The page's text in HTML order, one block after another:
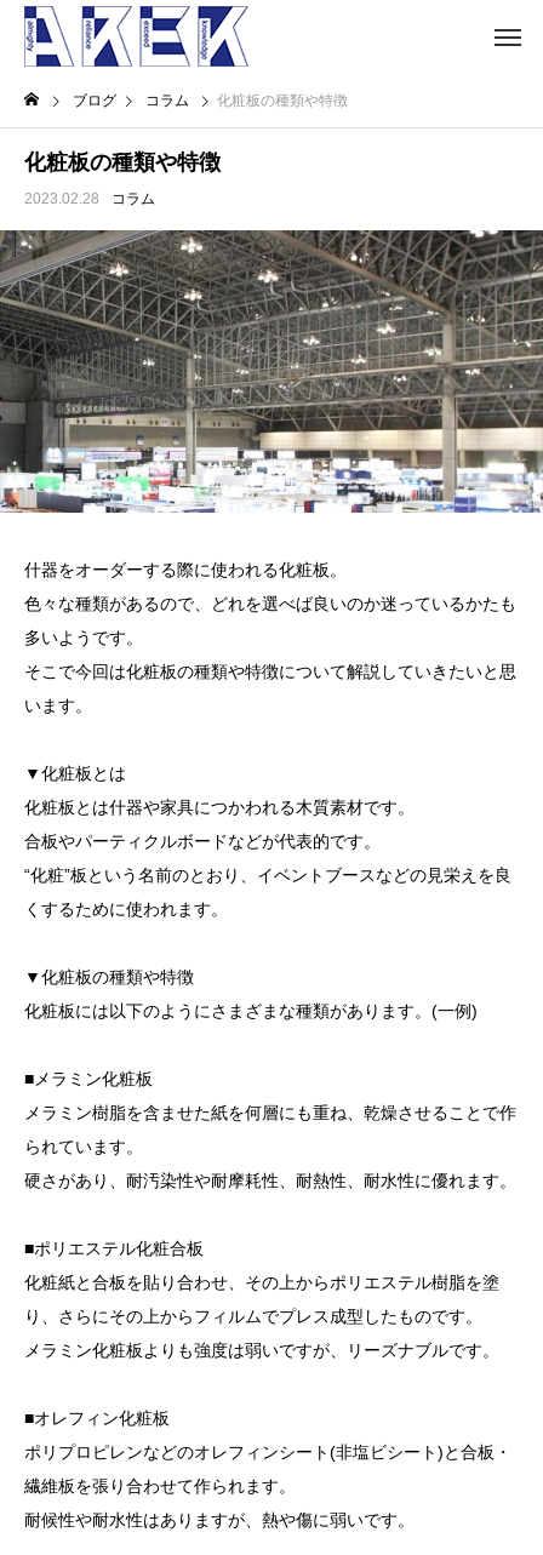
ブログ コラム 化粧板の種類や特徴
化粧板の種類や特徴
2023.02.28 コラム
什器をオーダーする際に使われる化粧板。
色々な種類があるので、どれを選べば良いのか迷っているかたも
多いようです。
そこで今回は化粧板の種類や特徴について解説していきたいと思
います。
▼化粧板とは
化粧板とは什器や家具につかわれる木質素材です。
合板やパーティクルボードなどが代表的です。
“化粧”板という名前のとおり、イベントブースなどの見栄えを良
くするために使われます。
▼化粧板の種類や特徴
化粧板には以下のようにさまざまな種類があります。(一例)
■メラミン化粧板
メラミン樹脂を含ませた紙を何層にも重ね、乾燥させることで作
られています。
硬さがあり、耐汚染性や耐摩耗性、耐熱性、耐水性に優れます。
■ポリエステル化粧合板
化粧紙と合板を貼り合わせ、その上からポリエステル樹脂を塗
り、さらにその上からフィルムでプレス成型したものです。
メラミン化粧板よりも強度は弱いですが、リーズナブルです。
■オレフィン化粧板
ポリプロピレンなどのオレフィンシート(非塩ビシート)と合板・
繊維板を張り合わせて作られます。
耐候性や耐水性はありますが、熱や傷に弱いです。